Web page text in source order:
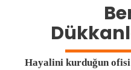
Hayalini kurduğun